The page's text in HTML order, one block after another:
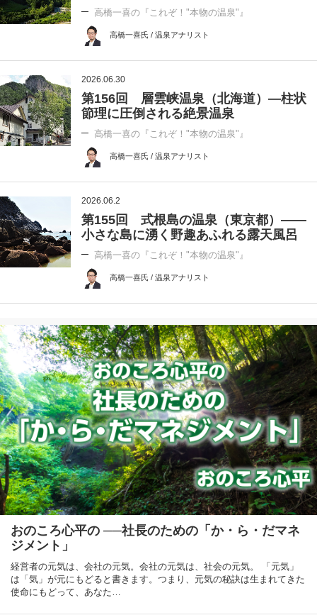
高橋一喜の『これぞ！"本物の温泉"』
高橋一喜氏 / 温泉アナリスト
2026.06.30
第156回 層雲峡温泉（北海道）―柱状
節理に圧倒される絶景温泉
高橋一喜の『これぞ！"本物の温泉"』
高橋一喜氏 / 温泉アナリスト
2026.06.2
第155回 式根島の温泉（東京都）――
小さな島に湧く野趣あふれる露天風呂
高橋一喜の『これぞ！"本物の温泉"』
高橋一喜氏 / 温泉アナリスト
おのころ心平の ──社長のための「か・ら・だマネ
ジメント」
経営者の元気は、会社の元気。会社の元気は、社会の元気。 「元気」
は「気」が元にもどると書きます。つまり、元気の秘訣は生まれてきた
使命にもどって、あなた…